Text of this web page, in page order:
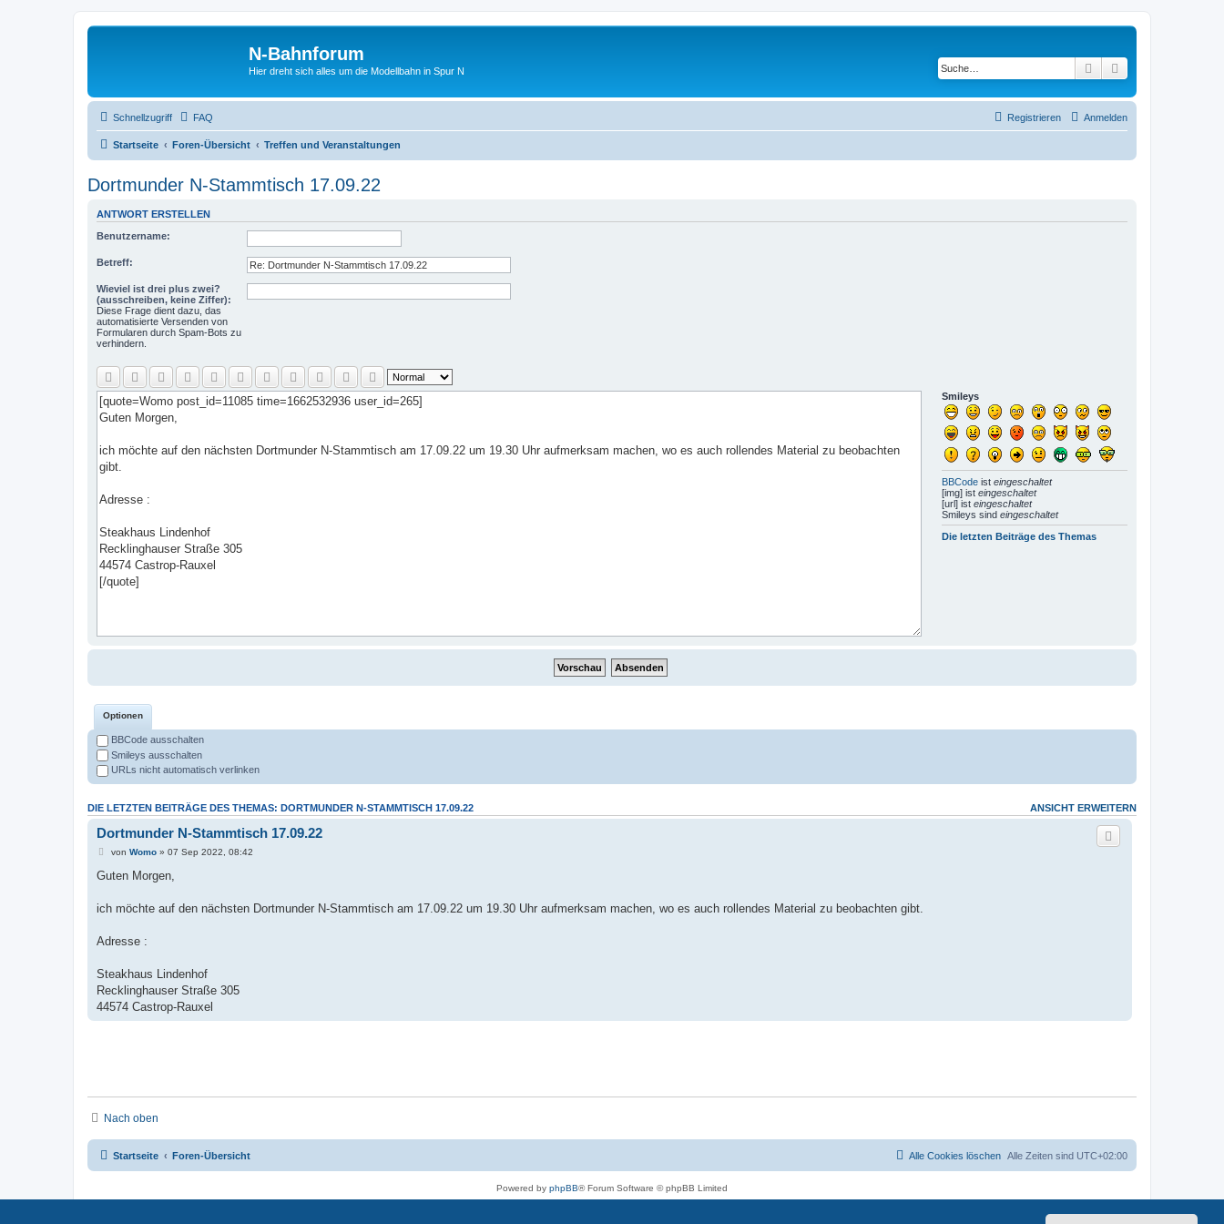
N-Bahnforum
Hier dreht sich alles um die Modellbahn in Spur N Suche
Schnellzugriff FAQ Anmelden
Registrieren
Startseite Foren-Übersicht Treffen und Veranstaltungen
Dortmunder N-Stammtisch 17.09.22
ANTWORT ERSTELLEN
Benutzername:
Betreff:
Wieviel ist drei plus zwei?
(ausschreiben, keine Ziffer):
Diese Frage dient dazu, das
automatisierte Versenden von
Formularen durch Spam-Bots zu
verhindern.
Smileys
BBCode isteingeschaltet
[img] isteingeschaltet
[url] isteingeschaltet
Smileys sindeingeschaltet
Die letzten Beiträge des Themas
Optionen
BBCode ausschalten
Smileys ausschalten
URLs nicht automatisch verlinken
ANSICHT ERWEITERN
DIE LETZTEN BEITRÄGE DES THEMAS: DORTMUNDER N-STAMMTISCH 17.09.22
Dortmunder N-Stammtisch 17.09.22
von Womo» 07 Sep 2022, 08:42
Guten Morgen,
ich möchte auf den nächsten Dortmunder N-Stammtisch am 17.09.22 um 19.30 Uhr aufmerksam machen, wo es auch rollendes Material zu beobachten gibt.
Adresse :
Steakhaus Lindenhof
Recklinghauser Straße 305
44574 Castrop-Rauxel
Nach oben
Startseite Foren-Übersicht Alle Zeiten sind UTC+02:00
Alle Cookies löschen
Powered by phpBB® Forum Software © phpBB Limited